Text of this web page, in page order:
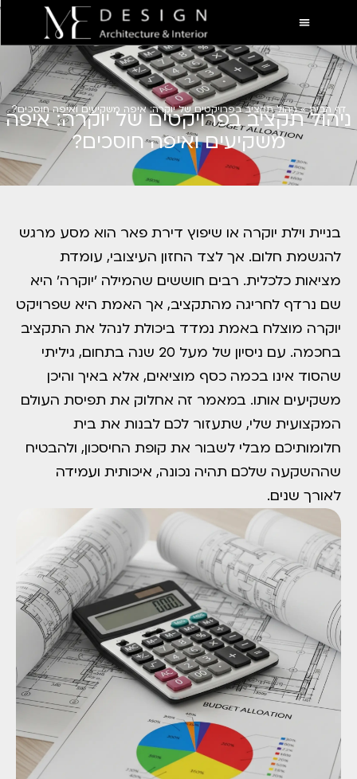
דף הבית»ניהול תקציב בפרויקטים של יוקרה: איפה משקיעים ואיפה חוסכים?
ניהול תקציב בפרויקטים של יוקרה: איפה
משקיעים ואיפה חוסכים?
בניית וילת יוקרה או שיפוץ דירת פאר הוא מסע מרגש
להגשמת חלום. אך לצד החזון העיצובי, עומדת
מציאות כלכלית. רבים חוששים שהמילה 'יוקרה' היא
שם נרדף לחריגה מהתקציב, אך האמת היא שפרויקט
יוקרה מוצלח באמת נמדד ביכולת לנהל את התקציב
בחכמה. עם ניסיון של מעל 20 שנה בתחום, גיליתי
שהסוד אינו בכמה כסף מוציאים, אלא באיך והיכן
משקיעים אותו. במאמר זה אחלוק את תפיסת העולם
המקצועית שלי, שתעזור לכם לבנות את בית
חלומותיכם מבלי לשבור את קופת החיסכון, ולהבטיח
שההשקעה שלכם תהיה נכונה, איכותית ועמידה
לאורך שנים.